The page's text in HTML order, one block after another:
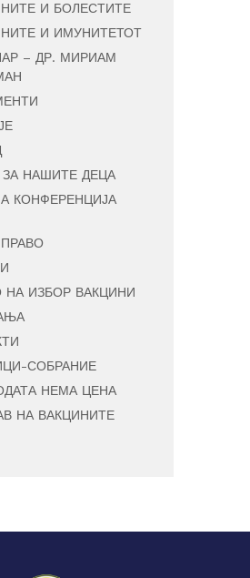
И БОЛЕСТИТЕ
И ИМУНИТЕТОТ
– ДР. МИРИАМ
НАШИТЕ ДЕЦА
КОНФЕРЕНЦИЈА
НА ИЗБОР ВАКЦИНИ
СОБРАНИЕ
НЕМА ЦЕНА
НА ВАКЦИНИТЕ